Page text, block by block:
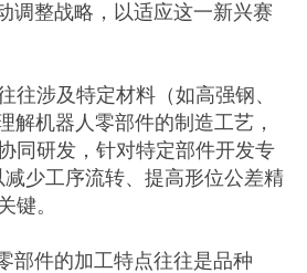
调整战略，以适应这一新兴赛
涉及特定材料（如高强钢、
机器人零部件的制造工艺，
同研发，针对特定部件开发专
少工序流转、提高形位公差精
键。
部件的加工特点往往是品种